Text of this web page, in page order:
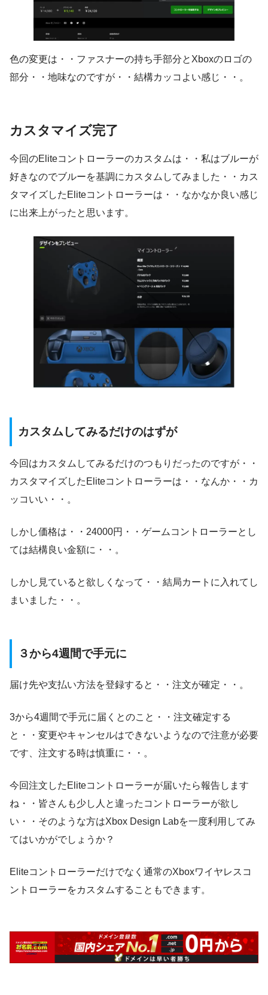
色の変更は・・ファスナーの持ち手部分とXboxのロゴの
部分・・地味なのですが・・結構カッコよい感じ・・。
カスタマイズ完了
今回のEliteコントローラーのカスタムは・・私はブルーが
好きなのでブルーを基調にカスタムしてみました・・カス
タマイズしたEliteコントローラーは・・なかなか良い感じ
に出来上がったと思います。
カスタムしてみるだけのはずが
今回はカスタムしてみるだけのつもりだったのですが・・
カスタマイズしたEliteコントローラーは・・なんか・・カ
ッコいい・・。
しかし価格は・・24000円・・ゲームコントローラーとし
ては結構良い金額に・・。
しかし見ていると欲しくなって・・結局カートに入れてし
まいました・・。
３から4週間で手元に
届け先や支払い方法を登録すると・・注文が確定・・。
3から4週間で手元に届くとのこと・・注文確定する
と・・変更やキャンセルはできないようなので注意が必要
です、注文する時は慎重に・・。
今回注文したEliteコントローラーが届いたら報告します
ね・・皆さんも少し人と違ったコントローラーが欲し
い・・そのような方はXbox Design Labを一度利用してみ
てはいかがでしょうか？
Eliteコントローラーだけでなく通常のXboxワイヤレスコ
ントローラーをカスタムすることもできます。